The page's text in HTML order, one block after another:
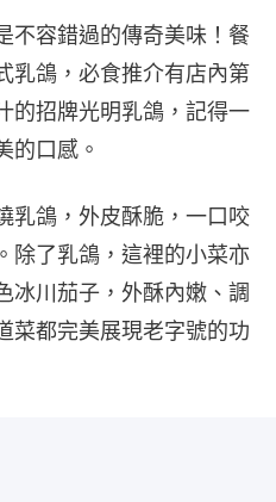
不容錯過的傳奇美味！餐
乳鴿，必食推介有店內第
的招牌光明乳鴿，記得一
的口感。
乳鴿，外皮酥脆，一口咬
除了乳鴿，這裡的小菜亦
冰川茄子，外酥內嫩、調
菜都完美展現老字號的功